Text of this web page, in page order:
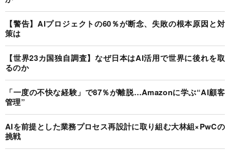
【警告】AIプロジェクトの60％が断念、失敗の根本原因と対
策は
【世界23カ国独自調査】なぜ日本はAI活用で世界に後れを取
るのか
「一度の不快な経験」で87％が離脱…Amazonに学ぶ“AI顧客
管理”
AIを前提とした業務プロセス再設計に取り組む大林組×PwCの
挑戦